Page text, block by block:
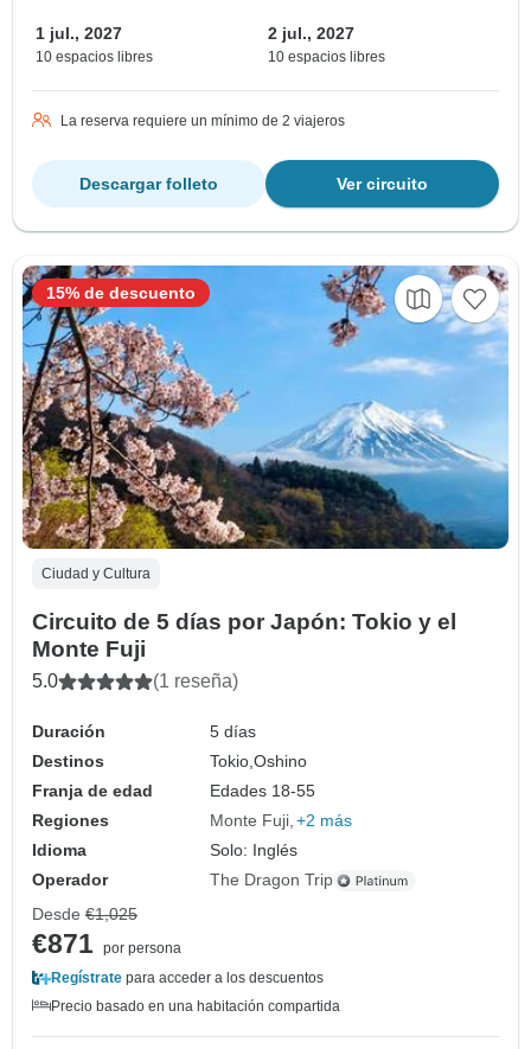
1 jul., 2027
10 espacios libres
2 jul., 2027
10 espacios libres
La reserva requiere un mínimo de 2 viajeros
Ver circuito
Descargar folleto
Ciudad y Cultura
Circuito de 5 días por Japón: Tokio y el
Monte Fuji
5.0 (1 reseña)
Duración
5 días
Destinos
Tokio,Oshino
Franja de edad
Edades 18-55
Regiones
Monte Fuji +2 más
Idioma
Solo: Inglés
Operador
The Dragon Trip
15% de descuento
Desde €1,025
€871 por persona
Regístrate para acceder a los descuentos
Precio basado en una habitación compartida